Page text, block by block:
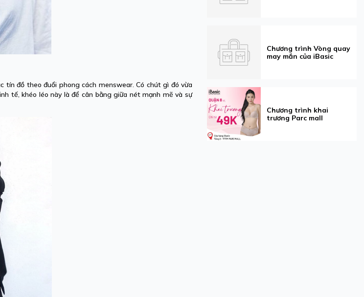
tín đồ theo đuổi phong cách menswear. Có chút gì đó vừa
tế, khéo léo này là để cân bằng giữa nét mạnh mẽ và sự
Chương trình Vòng quay
may mắn của iBasic
Chương trình khai
trương Parc mall